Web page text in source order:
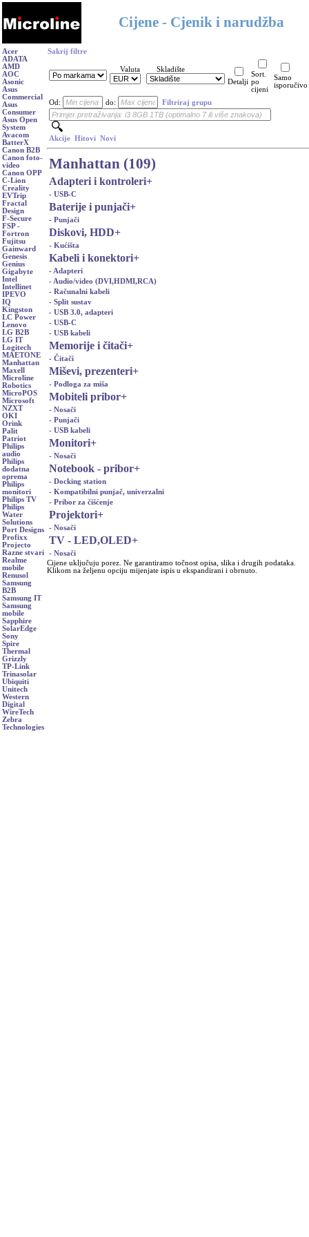
Cijene - Cjenik i narudžba
Acer
ADATA
AMD
AOC
Asonic
Asus
Commercial
Asus
Consumer
Asus Open
System
Avacom
BatterX
Canon B2B
Canon foto-
video
Canon OPP
C-Lion
Creality
EVTrip
Fractal
Design
F-Secure
FSP -
Fortron
Fujitsu
Gainward
Genesis
Genius
Gigabyte
Intel
Intellinet
IPEVO
IQ
Kingston
LC Power
Lenovo
LG B2B
LG IT
Logitech
MAETONE
Manhattan
Maxell
Microline
Robotics
MicroPOS
Microsoft
NZXT
OKI
Orink
Palit
Patriot
Philips
audio
Philips
dodatna
oprema
Philips
monitori
Philips TV
Philips
Water
Solutions
Port Designs
Profixx
Projecto
Razne stvari
Realme
mobile
Renusol
Samsung
B2B
Samsung IT
Samsung
mobile
Sapphire
SolarEdge
Sony
Spire
Thermal
Grizzly
TP-Link
Trinasolar
Ubiquiti
Unitech
Western
Digital
WireTech
Zebra
Technologies
Sakrij filtre
Valuta
Skladište
Detalji
Sort.
po
cijeni
Samo
isporučivo
Od: do: Filtriraj grupu
Akcije Hitovi Novi
Manhattan (109)
Adapteri i kontroleri+
- USB-C
Baterije i punjači+
- Punjači
Diskovi, HDD+
- Kućišta
Kabeli i konektori+
- Adapteri
- Audio/video (DVI,HDMI,RCA)
- Računalni kabeli
- Split sustav
- USB 3.0, adapteri
- USB-C
- USB kabeli
Memorije i čitači+
- Čitači
Miševi, prezenteri+
- Podloga za miša
Mobiteli pribor+
- Nosači
- Punjači
- USB kabeli
Monitori+
- Nosači
Notebook - pribor+
- Docking station
- Kompatibilni punjač, univerzalni
- Pribor za čišćenje
Projektori+
- Nosači
TV - LED,OLED+
- Nosači
Cijene uključuju porez. Ne garantiramo točnost opisa, slika i drugih podataka.
Klikom na željenu opciju mijenjate ispis u ekspandirani i obrnuto.